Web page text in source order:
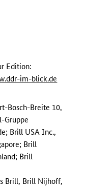
Edition:
im-blick.de
Bosch-Breite 10,
Gruppe
Brill USA Inc.,
Brill
Brill
Brill, Brill Nijhoff,